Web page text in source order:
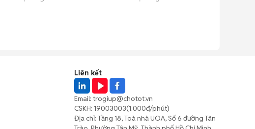
Liên kết
Email: trogiup@chotot.vn
CSKH: 19003003(1.000đ/phút)
Địa chỉ: Tầng 18, Toà nhà UOA, Số 6 đường Tân